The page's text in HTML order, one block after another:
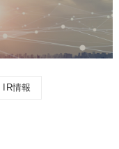
IR情報